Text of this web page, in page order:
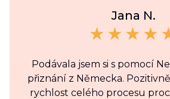
Jana N.
Podávala jsem si s pomocí
přiznání z Německa.
rychlost celého procesu